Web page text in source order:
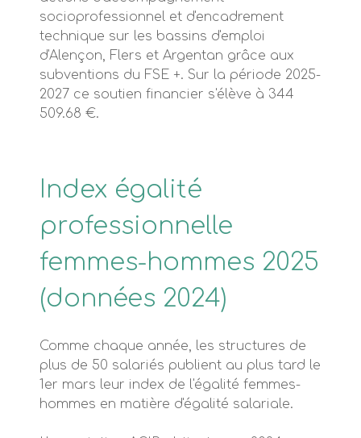
socioprofessionnel et d'encadrement
technique sur les bassins d'emploi
d'Alençon, Flers et Argentan grâce aux
subventions du FSE +. Sur la période 2025-
2027 ce soutien financier s'élève à 344
509.68 €.
Index égalité
professionnelle
femmes-hommes 2025
(données 2024)
Comme chaque année, les structures de
plus de 50 salariés publient au plus tard le
1er mars leur index de l'égalité femmes-
hommes en matière d'égalité salariale.